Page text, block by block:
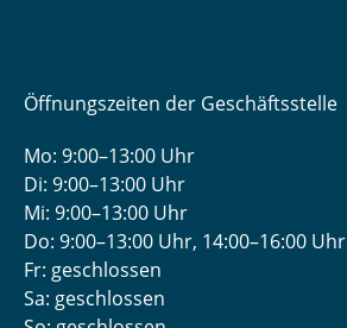
Öffnungszeiten der Geschäftsstelle
Mo: 9:00–13:00 Uhr
Di: 9:00–13:00 Uhr
Mi: 9:00–13:00 Uhr
Do: 9:00­–13:00 Uhr, 14:00­–16:00 Uhr
Fr: geschlossen
Sa: geschlossen